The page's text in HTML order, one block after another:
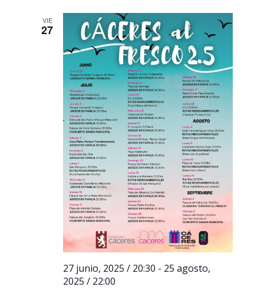
VIE
27
27 junio, 2025 / 20:30 - 25 agosto,
2025 / 22:00